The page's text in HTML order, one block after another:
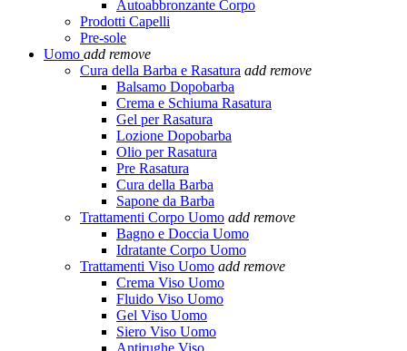
Autoabbronzante Corpo
Prodotti Capelli
Pre-sole
Uomo add remove
Cura della Barba e Rasatura add remove
Balsamo Dopobarba
Crema e Schiuma Rasatura
Gel per Rasatura
Lozione Dopobarba
Olio per Rasatura
Pre Rasatura
Cura della Barba
Sapone da Barba
Trattamenti Corpo Uomo add remove
Bagno e Doccia Uomo
Idratante Corpo Uomo
Trattamenti Viso Uomo add remove
Crema Viso Uomo
Fluido Viso Uomo
Gel Viso Uomo
Siero Viso Uomo
Antirughe Viso